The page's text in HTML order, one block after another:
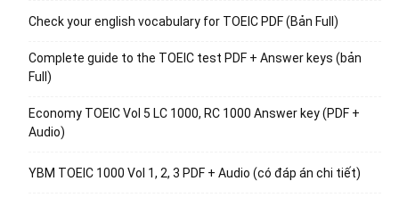
Check your english vocabulary for TOEIC PDF (Bản Full)
Complete guide to the TOEIC test PDF + Answer keys (bản
Full)
Economy TOEIC Vol 5 LC 1000, RC 1000 Answer key (PDF +
Audio)
YBM TOEIC 1000 Vol 1, 2, 3 PDF + Audio (có đáp án chi tiết)